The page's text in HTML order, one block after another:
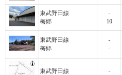
東武野田線
梅郷
-
10
東武野田線
梅郷
-
-
東武野田線
-